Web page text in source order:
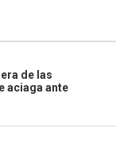
de las
aciaga ante